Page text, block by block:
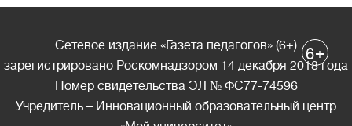
Сетевое издание «Газета педагогов» (6+)
зарегистрировано Роскомнадзором 14 декабря 2018 года
Номер свидетельства ЭЛ № ФС77-74596
Учредитель – Инновационный образовательный центр
6+